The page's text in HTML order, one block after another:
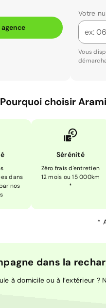
Votre
Vous
Pourquoi choisir
dans
nos
Sérénité
Zéro frais d'entretien
12 mois ou 15 000km
*
*
dans la
à domicile ou à l’extérieur ?